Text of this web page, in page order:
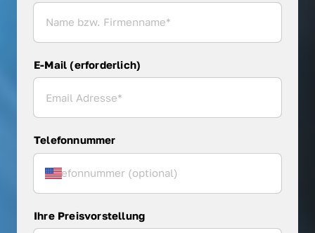
E-Mail (erforderlich)
Telefonnummer
Ihre Preisvorstellung